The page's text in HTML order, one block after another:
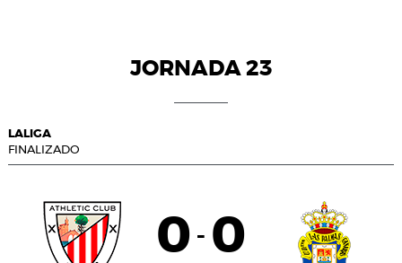
JORNADA 23
LALIGA
FINALIZADO
0 - 0